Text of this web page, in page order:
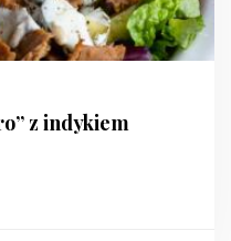
z indykiem